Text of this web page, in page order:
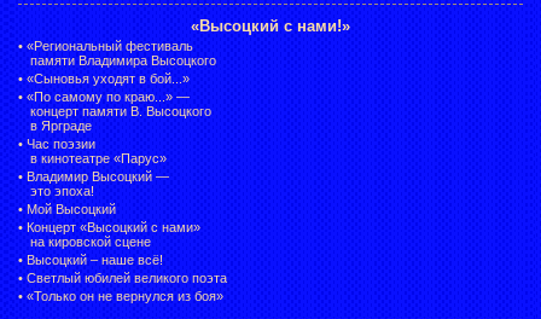
«Высоцкий с нами!»
• «Региональный фестиваль
памяти Владимира Высоцкого
• «Сыновья уходят в бой...»
• «По самому по краю...» —
концерт памяти В. Высоцкого
в Ярграде
• Час поэзии
в кинотеатре «Парус»
• Владимир Высоцкий —
это эпоха!
• Мой Высоцкий
• Концерт «Высоцкий с нами»
на кировской сцене
• Высоцкий – наше всё!
• Светлый юбилей великого поэта
• «Только он не вернулся из боя»